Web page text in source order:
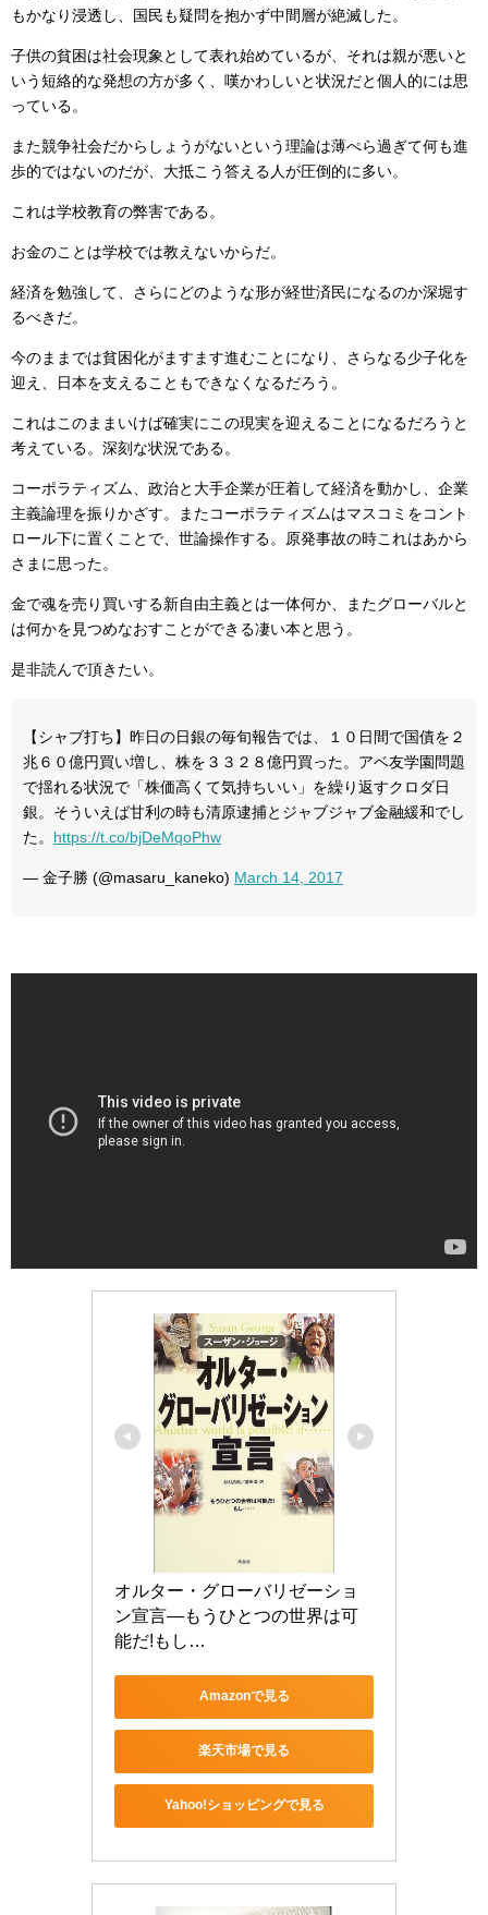
もかなり浸透し、国民も疑問を抱かず中間層が絶滅した。
子供の貧困は社会現象として表れ始めているが、それは親が悪いと
いう短絡的な発想の方が多く、嘆かわしいと状況だと個人的には思
っている。
また競争社会だからしょうがないという理論は薄ぺら過ぎて何も進
歩的ではないのだが、大抵こう答える人が圧倒的に多い。
これは学校教育の弊害である。
お金のことは学校では教えないからだ。
経済を勉強して、さらにどのような形が経世済民になるのか深堀す
るべきだ。
今のままでは貧困化がますます進むことになり、さらなる少子化を
迎え、日本を支えることもできなくなるだろう。
これはこのままいけば確実にこの現実を迎えることになるだろうと
考えている。深刻な状況である。
コーポラティズム、政治と大手企業が圧着して経済を動かし、企業
主義論理を振りかざす。またコーポラティズムはマスコミをコント
ロール下に置くことで、世論操作する。原発事故の時これはあから
さまに思った。
金で魂を売り買いする新自由主義とは一体何か、またグローバルと
は何かを見つめなおすことができる凄い本と思う。
是非読んで頂きたい。
【シャブ打ち】昨日の日銀の毎旬報告では、１０日間で国債を２
兆６０億円買い増し、株を３３２８億円買った。アベ友学園問題
で揺れる状況で「株価高くて気持ちいい」を繰り返すクロダ日
銀。そういえば甘利の時も清原逮捕とジャブジャブ金融緩和でし
た。 https://t.co/bjDeMqoPhw
— 金子勝 (@masaru_kaneko) March 14, 2017
オルター・グローバリゼーショ
ン宣言―もうひとつの世界は可
能だ!もし…
Amazonで見る
楽天市場で見る
Yahoo!ショッピングで見る